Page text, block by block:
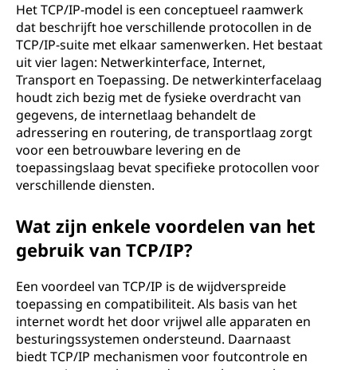
Het TCP/IP-model is een conceptueel raamwerk
dat beschrijft hoe verschillende protocollen in de
TCP/IP-suite met elkaar samenwerken. Het bestaat
uit vier lagen: Netwerkinterface, Internet,
Transport en Toepassing. De netwerkinterfacelaag
houdt zich bezig met de fysieke overdracht van
gegevens, de internetlaag behandelt de
adressering en routering, de transportlaag zorgt
voor een betrouwbare levering en de
toepassingslaag bevat specifieke protocollen voor
verschillende diensten.
Wat zijn enkele voordelen van het
gebruik van TCP/IP?
Een voordeel van TCP/IP is de wijdverspreide
toepassing en compatibiliteit. Als basis van het
internet wordt het door vrijwel alle apparaten en
besturingssystemen ondersteund. Daarnaast
biedt TCP/IP mechanismen voor foutcontrole en